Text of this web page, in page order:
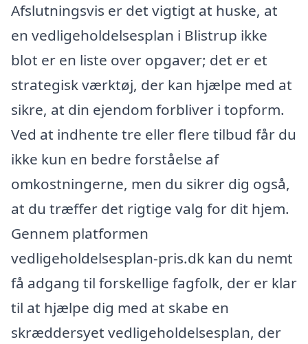
Afslutningsvis er det vigtigt at huske, at
en vedligeholdelsesplan i Blistrup ikke
blot er en liste over opgaver; det er et
strategisk værktøj, der kan hjælpe med at
sikre, at din ejendom forbliver i topform.
Ved at indhente tre eller flere tilbud får du
ikke kun en bedre forståelse af
omkostningerne, men du sikrer dig også,
at du træffer det rigtige valg for dit hjem.
Gennem platformen
vedligeholdelsesplan-pris.dk kan du nemt
få adgang til forskellige fagfolk, der er klar
til at hjælpe dig med at skabe en
skræddersyet vedligeholdelsesplan, der